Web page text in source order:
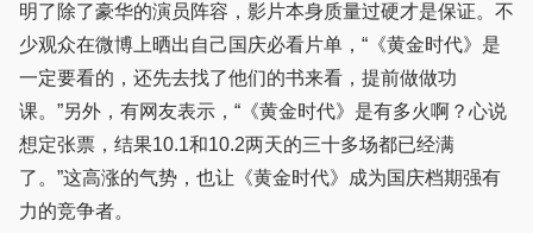
明了除了豪华的演员阵容，影片本身质量过硬才是保证。不
少观众在微博上晒出自己国庆必看片单，“《黄金时代》是
一定要看的，还先去找了他们的书来看，提前做做功
课。”另外，有网友表示，“《黄金时代》是有多火啊？心说
想定张票，结果10.1和10.2两天的三十多场都已经满
了。”这高涨的气势，也让《黄金时代》成为国庆档期强有
力的竞争者。